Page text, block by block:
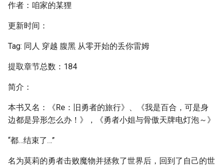
作者：咱家的某狸
更新时间：
Tag: 同人 穿越 腹黑 从零开始的丢你雷姆
提取章节总数：184
简介：
本书又名：《Re：旧勇者的旅行》、《我是百合，可是身
边都是异形怎么办！》，《勇者小姐与骨傲天牌电灯泡～》
“都…结束了…”
名为莫莉的勇者击败魔物并拯救了世界后，回到了自己的世